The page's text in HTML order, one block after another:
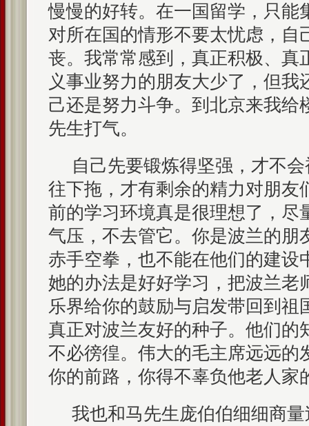
慢慢的好转。在一国留学，只能
对所在国的情形不要太忧虑，自
丧。我常常感到，真正积极、真
义事业努力的朋友大少了，但我
己还是努力斗争。到北京来我给
先生打气。
自己先要锻炼得坚强，才不
往下拖，才有剩余的精力对朋友
前的学习环境真是很理想了，尽
气压，不去管它。你是波兰的朋
赤手空拳，也不能在他们的建设
她的办法是好好学习，把波兰老
乐界给你的鼓励与启发带回到祖
真正对波兰友好的种子。他们的
不必徬徨。伟大的毛主席远远的
你的前路，你得不辜负他老人家
我也和马先生庞伯伯细细商